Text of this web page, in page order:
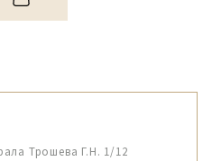
Трошева Г.Н. 1/12